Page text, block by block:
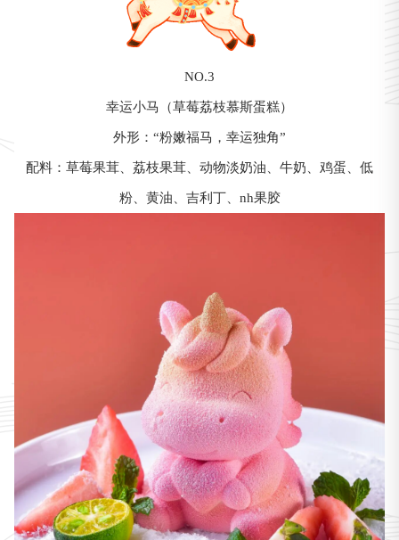
NO.3
幸运小马（草莓荔枝慕斯蛋糕）
外形：“粉嫩福马，幸运独角”
配料：草莓果茸、荔枝果茸、动物淡奶油、牛奶、鸡蛋、低
粉、黄油、吉利丁、nh果胶